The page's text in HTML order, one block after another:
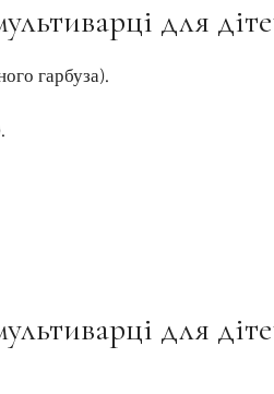
для
гарбуза).
для